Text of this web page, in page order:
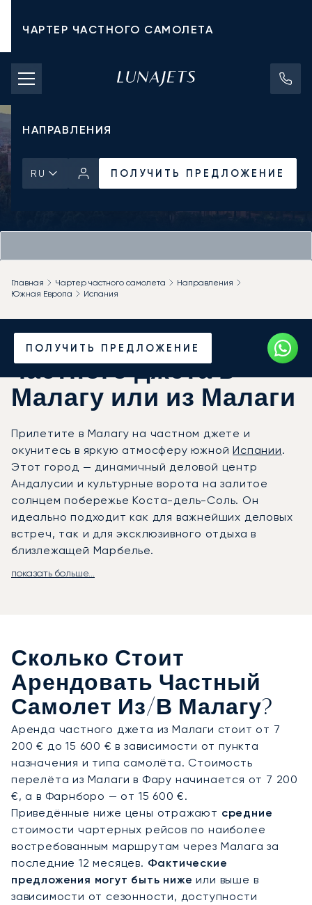
ЧАРТЕР ЧАСТНОГО САМОЛЕТА
СТОИМОСТЬ ЧАРТЕРА
ЧАСТНЫЕ САМОЛЕТЫ
НАПРАВЛЕНИЯ
RU ПОЛУЧИТЬ ПРЕДЛОЖЕНИЕ
ПОЛУЧИТЬ ПРЕДЛОЖЕНИЕ
Главная Чартер частного самолета
Направления
Южная Европа
Испания
Закажите аренду
частного джета в
Малагу или из Малаги
Прилетите в Малагу на частном джете и
окунитесь в яркую атмосферу южнойИспании.
Этот город — динамичный деловой центр
Андалусии и культурные ворота на залитое
солнцем побережье Коста-дель-Соль. Он
идеально подходит как для важнейших деловых
встреч, так и для эксклюзивного отдыха в
близлежащей Марбелье.
Мы полностью подстраиваем рейс под ваше
Малаги или на встречу с клиентом отдохнувшим
и полностью готовым.
показать больше...
Сколько Стоит
Арендовать Частный
Самолет Из/в Малагу?
Аренда частного джета из Малаги стоит от 7
200 € до 15 600 € в зависимости от пункта
назначения и типа самолёта. Стоимость
перелёта из Малаги в Фару начинается от 7 200
€, а в Фарнборо — от 15 600 €.
Приведённые ниже цены отражают средние
стоимости чартерных рейсов по наиболее
востребованным маршрутам через Малага за
последние 12 месяцев. Фактические
предложения могут быть ниже или выше в
зависимости от сезонности, доступности